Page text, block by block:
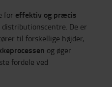
for effektiv og præcis
distributionscentre. De er
til forskellige højder,
og øger
fordele ved